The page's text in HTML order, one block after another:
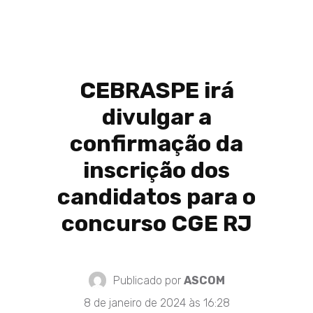
CEBRASPE irá
divulgar a
confirmação da
inscrição dos
candidatos para o
concurso CGE RJ
Publicado por ASCOM
8 de janeiro de 2024 às 16:28